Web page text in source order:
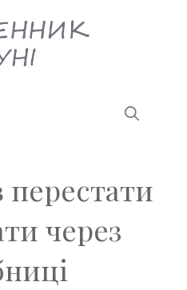
перестати
через